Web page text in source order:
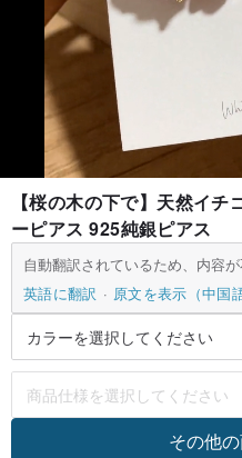
【桜の木の下で】天然イ
ーピアス 925純銀ピアス
自動翻訳されているため、内容
英語に翻訳
原文を表示（中国
その他